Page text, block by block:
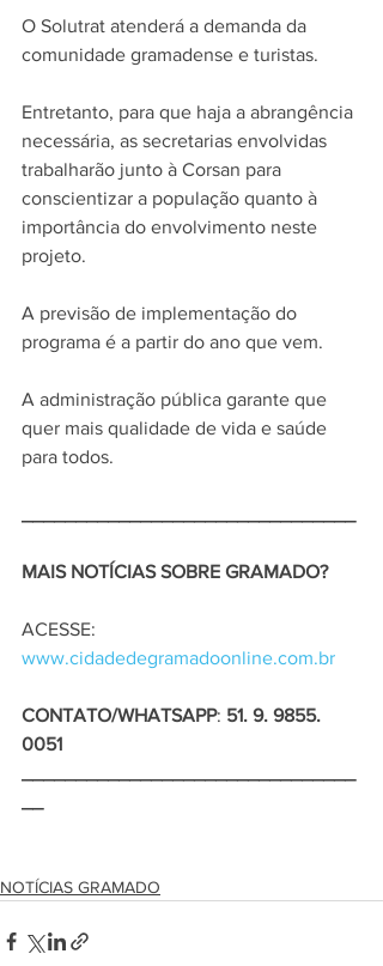
O Solutrat atenderá a demanda da
comunidade gramadense e turistas.
Entretanto, para que haja a abrangência
necessária, as secretarias envolvidas
trabalharão junto à Corsan para
conscientizar a população quanto à
importância do envolvimento neste
projeto.
A previsão de implementação do
programa é a partir do ano que vem.
A administração pública garante que
quer mais qualidade de vida e saúde
para todos.
MAIS NOTÍCIAS SOBRE GRAMADO?
ACESSE:
www.cidadedegramadoonline.com.br
CONTATO/WHATSAPP: 51. 9. 9855.
0051
NOTÍCIAS GRAMADO